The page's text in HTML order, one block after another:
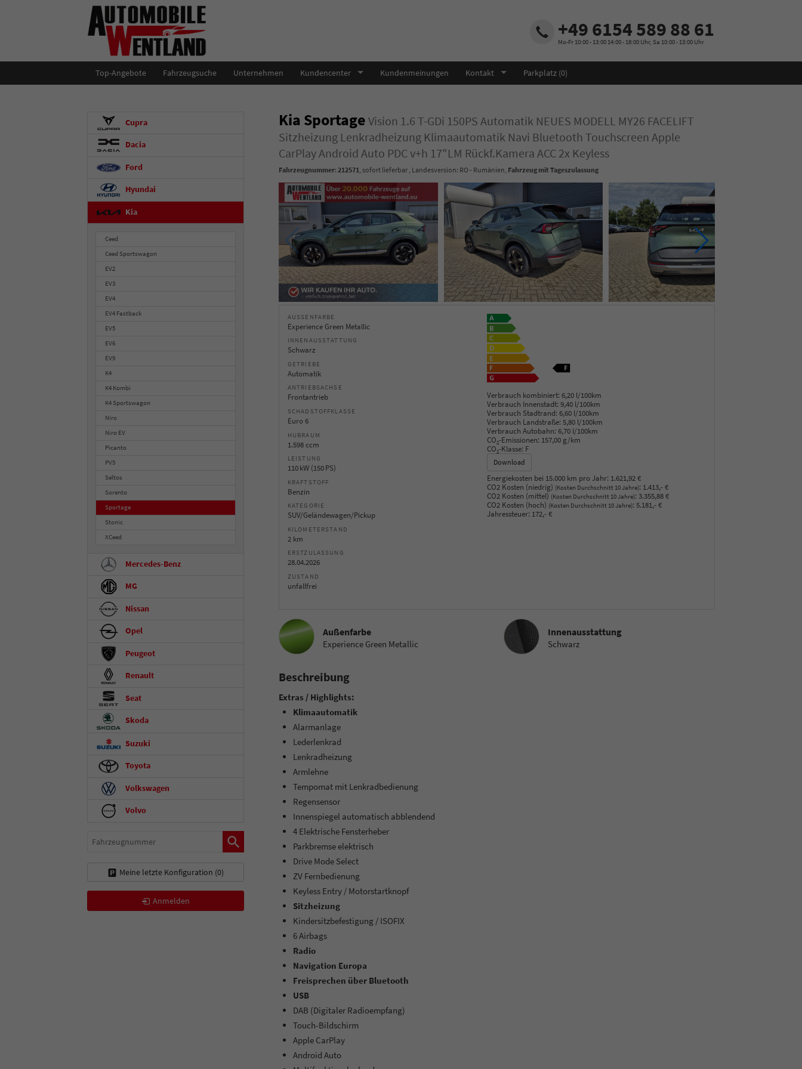
+49 6154 589 88 61
Mo-Fr 10:00 - 13:00 14:00 - 18:00 Uhr, Sa 10:00 - 13:00 Uhr
Top-Angebote Fahrzeugsuche Unternehmen Kundencenter Kundenmeinungen Kontakt Parkplatz (0)
Kia Sportage Vision 1.6 T-GDi 150PS Automatik NEUES MODELL MY26 FACELIFT
Sitzheizung Lenkradheizung Klimaautomatik Navi Bluetooth Touchscreen Apple
CarPlay Android Auto PDC v+h 17"LM Rückf.Kamera ACC 2x Keyless
Fahrzeugnummer: 212571 sofort lieferbar, Landesversion: RO - Rumänien, Fahrzeug mit Tageszulassung
AUSSENFARBE
Experience Green Metallic
INNENAUSSTATTUNG
Schwarz
GETRIEBE
Automatik
ANTRIEBSACHSE
Frontantrieb
SCHADSTOFFKLASSE
Euro 6
HUBRAUM
1.598 ccm
LEISTUNG
110 kW (150 PS)
KRAFTSTOFF
Benzin
KATEGORIE
SUV/Geländewagen/Pickup
KILOMETERSTAND
2 km
ERSTZULASSUNG
28.04.2026
ZUSTAND
unfallfrei
Verbrauch kombiniert: 6,20 l/100km
Verbrauch Innenstadt: 9,40 l/100km
Verbrauch Stadtrand: 6,60 l/100km
Verbrauch Landstraße: 5,80 l/100km
Verbrauch Autobahn: 6,70 l/100km
CO2-Emissionen: 157,00 g/km
CO2-Klasse: F
Download
Energiekosten bei 15.000 km pro Jahr: 1.621,92 €
CO2 Kosten (niedrig) (Kosten Durchschnitt 10 Jahre): 1.413,- €
CO2 Kosten (mittel) (Kosten Durchschnitt 10 Jahre): 3.355,88 €
CO2 Kosten (hoch) (Kosten Durchschnitt 10 Jahre): 5.181,- €
Jahressteuer: 172,- €
Außenfarbe
Experience Green Metallic
Innenausstattung
Innenausstattung
Schwarz
Beschreibung
Extras / Highlights:
Klimaautomatik
Alarmanlage
Lederlenkrad
Lenkradheizung
Armlehne
Tempomat mit Lenkradbedienung
Regensensor
Innenspiegel automatisch abblendend
4 Elektrische Fensterheber
Parkbremse elektrisch
Drive Mode Select
ZV Fernbedienung
Keyless Entry / Motorstartknopf
Sitzheizung
Kindersitzbefestigung / ISOFIX
6 Airbags
Radio
Navigation Europa
Freisprechen über Bluetooth
USB
DAB (Digitaler Radioempfang)
Touch-Bildschirm
Apple CarPlay
Android Auto
Cupra
Dacia
Ford
Hyundai
Kia
Ceed
Ceed Sportswagon
EV2
EV3
EV4
EV4 Fastback
EV5
EV6
EV9
K4
K4 Kombi
K4 Sportswagon
Niro
Niro EV
Picanto
PV5
Seltos
Sorento
Sportage
Stonic
XCeed
Mercedes-Benz
MG
Nissan
Opel
Peugeot
Renault
Seat
Skoda
Suzuki
Toyota
Volkswagen
Volvo
Fahrzeugnummer
Meine letzte Konfiguration (0)
Anmelden